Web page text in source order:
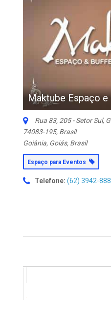
Maktube Espaço
Rua 83, 205 - Setor Sul,
74083-195, Brasil
Goiânia, Goiás, Brasil
Espaço para Eventos
Telefone: (62) 3942-